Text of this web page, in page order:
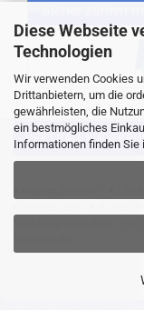
Diese Webseite
Technologien
Wir verwenden Cookies
Drittanbietern, um die
gewährleisten, die
ein bestmögliches
Informationen finden Sie
VERTRAG